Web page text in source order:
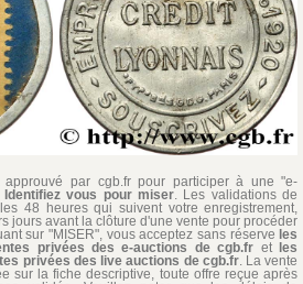
par cgb.fr pour participer à une "e-
Identifiez vous pour miser . Les validations de
48 heures qui suivent votre enregistrement,
jours avant la clôture d'une vente pour procéder
sur "MISER", vous acceptez sans réserve les
privées des e-auctions de cgb.fr et les
privées des live auctions de cgb.fr. La vente
sur la fiche descriptive, toute offre reçue après